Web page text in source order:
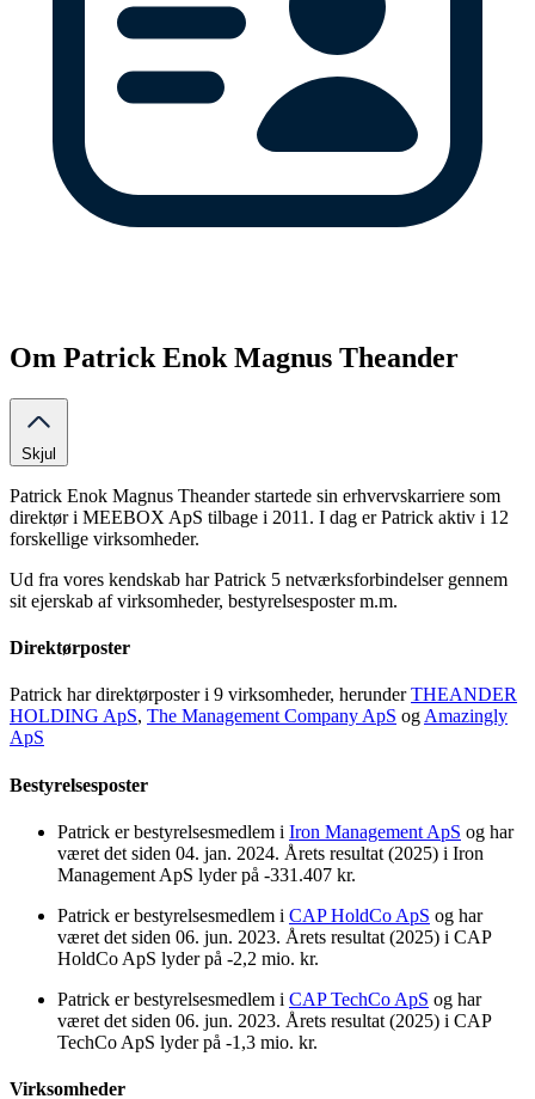
Om Patrick Enok Magnus Theander
Skjul
Patrick Enok Magnus Theander startede sin erhvervskarriere som
direktør i MEEBOX ApS tilbage i 2011. I dag er Patrick aktiv i 12
forskellige virksomheder.
Ud fra vores kendskab har Patrick 5 netværksforbindelser gennem
sit ejerskab af virksomheder, bestyrelsesposter m.m.
Direktørposter
Patrick har direktørposter i 9 virksomheder, herunderTHEANDER
HOLDING ApS, The Management Company ApS ogAmazingly
ApS
Bestyrelsesposter
Patrick er bestyrelsesmedlem i Iron Management ApS og har
været det siden 04. jan. 2024. Årets resultat (2025) i Iron
Management ApS lyder på -331.407 kr.
Patrick er bestyrelsesmedlem i CAP HoldCo ApS og har
været det siden 06. jun. 2023. Årets resultat (2025) i CAP
HoldCo ApS lyder på -2,2 mio. kr.
Patrick er bestyrelsesmedlem i CAP TechCo ApS og har
været det siden 06. jun. 2023. Årets resultat (2025) i CAP
TechCo ApS lyder på -1,3 mio. kr.
Virksomheder